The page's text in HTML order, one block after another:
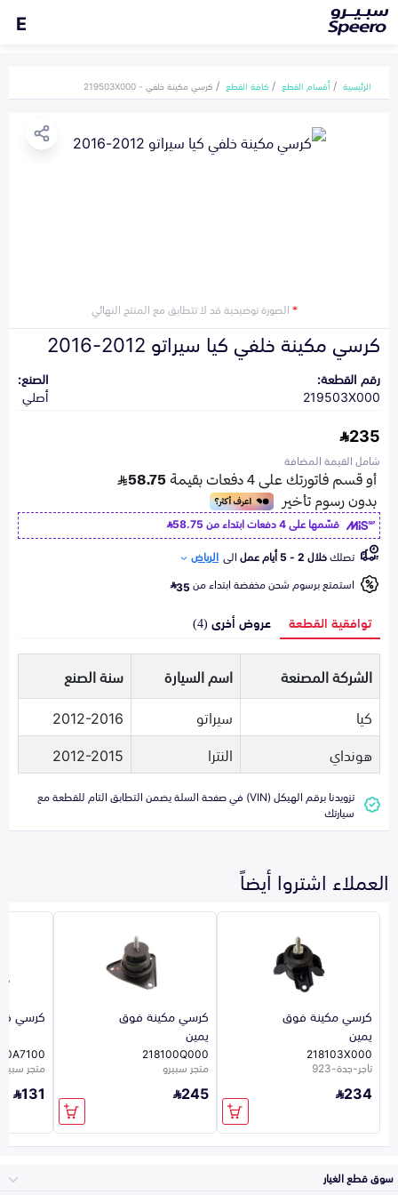
E
الرئيسية أقسام القطع كافة القطع كرسي مكينة خلفي - 219503X000
*الصورة توضيحية قد لا تتطابق مع المنتج النهائي
كرسي مكينة خلفي كيا سيراتو 2012-2016
رقم القطعة:
219503X000
الصنع:
أصلي
235
شامل القيمة المضافة
قسّمها على 4 دفعات ابتداء من
58.75
تصلكخلال 2 - 5 أيام عمل الى الرياض
استمتع برسوم شحن مخفضة ابتداء من35
توافقية القطعة عروض أخرى (4)
الشركة المصنعة اسم السيارة
سنة الصنع
كيا
سيراتو
2012-2016
هونداي
النترا 2012-2015
تزويدنا برقم الهيكل (VIN) في صفحة السلة يضمن التطابق التام للقطعة مع
سيارتك
العملاء اشتروا أيضاً
كرسي مكينة فوق
يمين
218103X000
تاجر-جدة-923
234
كرسي مكينة فوق
يمين
218100Q000
متجر سبيرو
245
كرسي
متجر سبيرو
131
سوق قطع الغيار